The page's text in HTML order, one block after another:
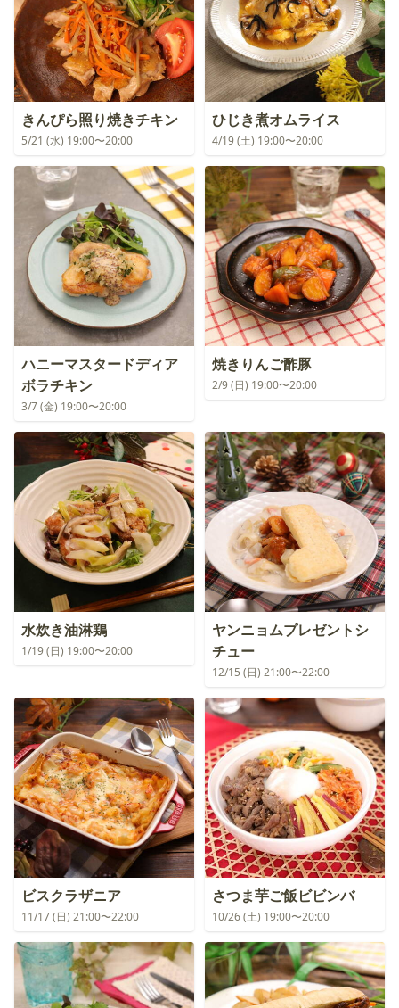
きんぴら照り焼きチキン
5/21 (水) 19:00〜20:00
ひじき煮オムライス
4/19 (土) 19:00〜20:00
ハニーマスタードディア
ボラチキン
3/7 (金) 19:00〜20:00
焼きりんご酢豚
2/9 (日) 19:00〜20:00
水炊き油淋鶏
1/19 (日) 19:00〜20:00
ヤンニョムプレゼントシ
チュー
12/15 (日) 21:00〜22:00
ビスクラザニア
11/17 (日) 21:00〜22:00
さつま芋ご飯ビビンバ
10/26 (土) 19:00〜20:00